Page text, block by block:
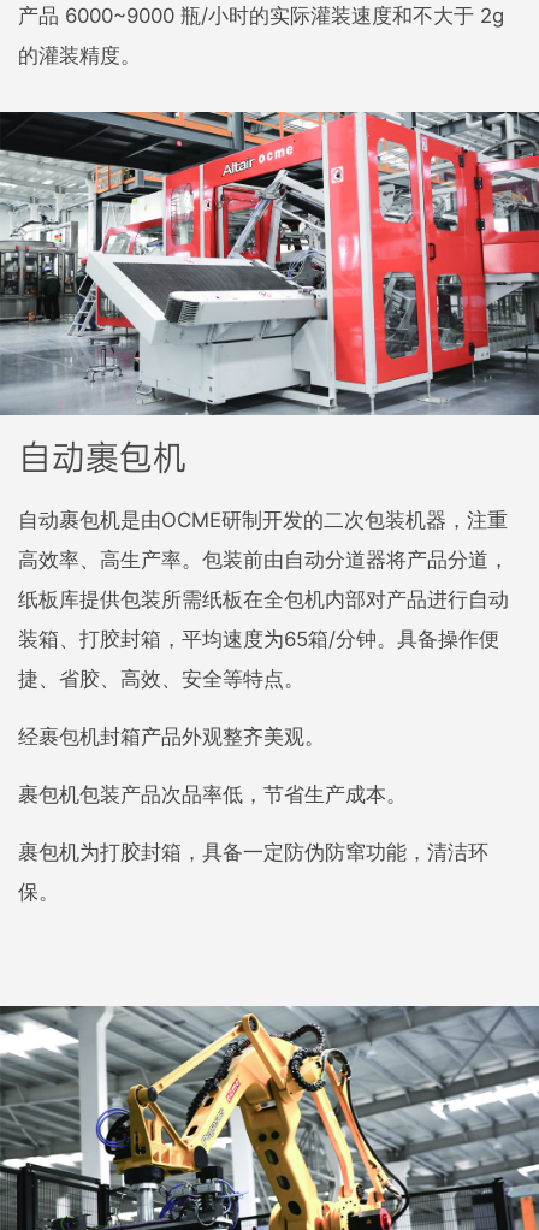
产品 6000~9000 瓶/小时的实际灌装速度和不大于 2g
的灌装精度。
自动裹包机
自动裹包机是由OCME研制开发的二次包装机器，注重
高效率、高生产率。包装前由自动分道器将产品分道，
纸板库提供包装所需纸板在全包机内部对产品进行自动
装箱、打胶封箱，平均速度为65箱/分钟。具备操作便
捷、省胶、高效、安全等特点。
经裹包机封箱产品外观整齐美观。
裹包机包装产品次品率低，节省生产成本。
裹包机为打胶封箱，具备一定防伪防窜功能，清洁环
保。